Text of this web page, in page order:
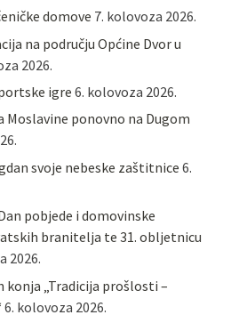
domove 7. kolovoza 2026.
na području Općine Dvor u
2026.
igre 6. kolovoza 2026.
Moslavine ponovno na Dugom
svoje nebeske zaštitnice 6.
pobjede i domovinske
branitelja te 31. obljetnicu
2026.
konja „Tradicija prošlosti –
6. kolovoza 2026.